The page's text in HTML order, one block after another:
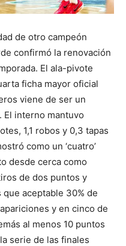
de otro campeón
confirmó la renovación
El ala-pivote
ficha mayor oficial
viene de ser un
El interno mantuvo
1,1 robos y 0,3 tapas
como un ‘cuatro’
desde cerca como
de dos puntos y
aceptable 30% de
y en cinco de
al menos 10 puntos
serie de las finales